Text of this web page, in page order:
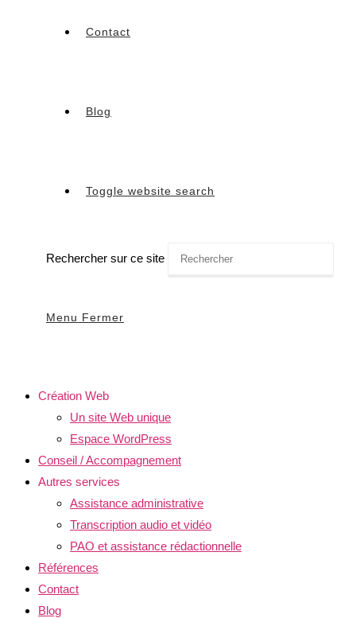
Contact
Blog
Toggle website search
Rechercher sur ce site
Menu Fermer
Création Web
Un site Web unique
Espace WordPress
Conseil / Accompagnement
Autres services
Assistance administrative
Transcription audio et vidéo
PAO et assistance rédactionnelle
Références
Contact
Blog